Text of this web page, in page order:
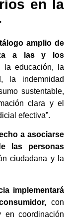
en la
amplio de
a las y los
la educación, la
la indemnidad
sustentable,
clara y el
efectiva”.
a asociarse
las personas
ciudadana y la
implementará
con
en coordinación